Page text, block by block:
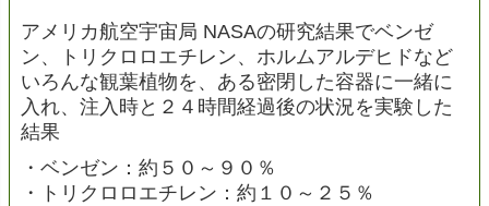
アメリカ航空宇宙局 NASAの研究結果でベンゼ
ン、トリクロロエチレン、ホルムアルデヒドなど
いろんな観葉植物を、ある密閉した容器に一緒に
入れ、注入時と２４時間経過後の状況を実験した
結果
・ベンゼン：約５０～９０％
・トリクロロエチレン：約１０～２５％